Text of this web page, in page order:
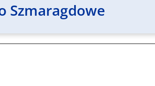
Szmaragdowe